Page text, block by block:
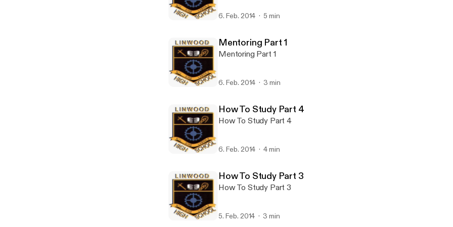
6. Feb. 2014 5 min
Mentoring Part 1
Mentoring Part 1
6. Feb. 2014 3 min
How To Study Part 4
How To Study Part 4
6. Feb. 2014 4 min
How To Study Part 3
How To Study Part 3
5. Feb. 2014 3 min